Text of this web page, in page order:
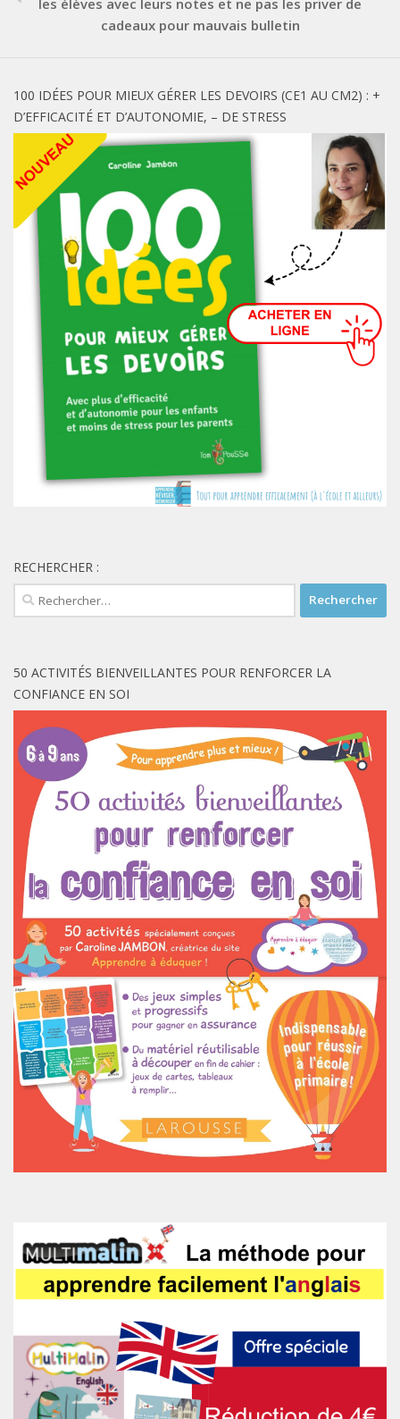
cadeaux pour mauvais bulletin
100 IDÉES POUR MIEUX GÉRER LES DEVOIRS (CE1 AU CM2) : +
D’EFFICACITÉ ET D’AUTONOMIE, – DE STRESS
RECHERCHER :
Rechercher :
50 ACTIVITÉS BIENVEILLANTES POUR RENFORCER LA
CONFIANCE EN SOI